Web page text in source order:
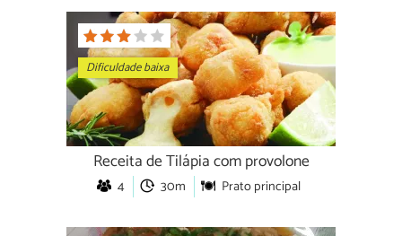
Dificuldade baixa
Receita de Tilápia com provolone
4 30m Prato principal